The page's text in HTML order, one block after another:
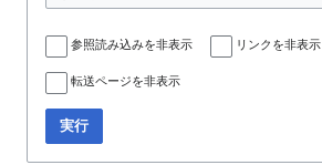
参照読み込みを非表示 リンクを非表示
転送ページを非表示
実行